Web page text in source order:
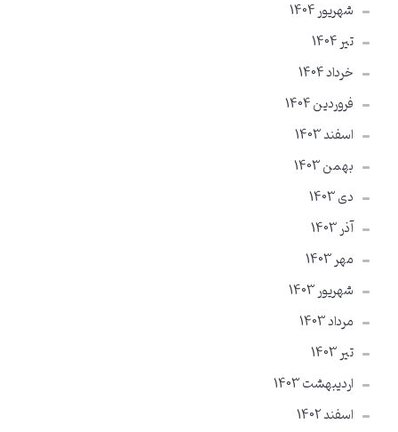
شهریور 1404
تير 1404
خرداد 1404
فروردین 1404
اسفند 1403
بهمن 1403
دی 1403
آذر 1403
مهر 1403
شهریور 1403
مرداد 1403
تير 1403
ارديبهشت 1403
اسفند 1402